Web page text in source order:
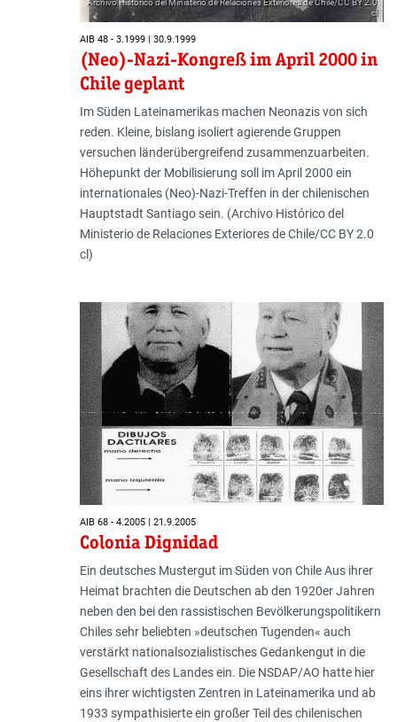
Archivo Histórico del Ministerio de Relaciones Exteriores de Chile/CC BY 2.0
cl
AIB 48 - 3.1999 | 30.9.1999
(Neo)-Nazi-Kongreß im April 2000 in
Chile geplant
Im Süden Lateinamerikas machen Neonazis von sich
reden. Kleine, bislang isoliert agierende Gruppen
versuchen länderübergreifend zusammenzuarbeiten.
Höhepunkt der Mobilisierung soll im April 2000 ein
internationales (Neo)-Nazi-Treffen in der chilenischen
Hauptstadt Santiago sein. (Archivo Histórico del
Ministerio de Relaciones Exteriores de Chile/CC BY 2.0
cl)
AIB 68 - 4.2005 | 21.9.2005
Colonia Dignidad
Ein deutsches Mustergut im Süden von Chile Aus ihrer
Heimat brachten die Deutschen ab den 1920er Jahren
neben den bei den rassistischen Bevölkerungspolitikern
Chiles sehr beliebten »deutschen Tugenden« auch
verstärkt nationalsozialistisches Gedankengut in die
Gesellschaft des Landes ein. Die NSDAP/AO hatte hier
eins ihrer wichtigsten Zentren in Lateinamerika und ab
1933 sympathisierte ein großer Teil des chilenischen